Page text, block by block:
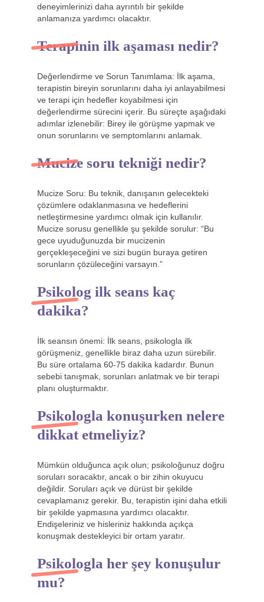
deneyimlerinizi daha ayrıntılı bir şekilde
anlamanıza yardımcı olacaktır.
Terapinin ilk aşaması nedir?
Değerlendirme ve Sorun Tanımlama: İlk aşama,
terapistin bireyin sorunlarını daha iyi anlayabilmesi
ve terapi için hedefler koyabilmesi için
değerlendirme sürecini içerir. Bu süreçte aşağıdaki
adımlar izlenebilir: Birey ile görüşme yapmak ve
onun sorunlarını ve semptomlarını anlamak.
Mucize soru tekniği nedir?
Mucize Soru: Bu teknik, danışanın gelecekteki
çözümlere odaklanmasına ve hedeflerini
netleştirmesine yardımcı olmak için kullanılır.
Mucize sorusu genellikle şu şekilde sorulur: “Bu
gece uyuduğunuzda bir mucizenin
gerçekleşeceğini ve sizi bugün buraya getiren
sorunların çözüleceğini varsayın.”
Psikolog ilk seans kaç
dakika?
İlk seansın önemi: İlk seans, psikologla ilk
görüşmeniz, genellikle biraz daha uzun sürebilir.
Bu süre ortalama 60-75 dakika kadardır. Bunun
sebebi tanışmak, sorunları anlatmak ve bir terapi
planı oluşturmaktır.
Psikologla konuşurken nelere
dikkat etmeliyiz?
Mümkün olduğunca açık olun; psikoloğunuz doğru
soruları soracaktır, ancak o bir zihin okuyucu
değildir. Soruları açık ve dürüst bir şekilde
cevaplamanız gerekir. Bu, terapistin işini daha etkili
bir şekilde yapmasına yardımcı olacaktır.
Endişeleriniz ve hisleriniz hakkında açıkça
konuşmak destekleyici bir ortam yaratır.
Psikologla her şey konuşulur
mu?